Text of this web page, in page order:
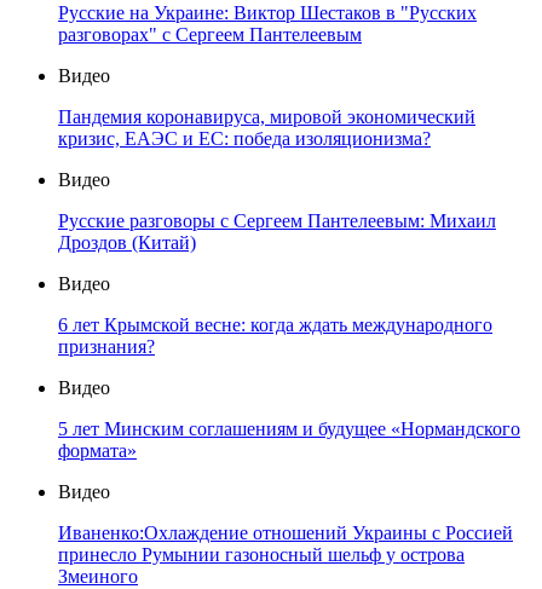
Русские на Украине: Виктор Шестаков в "Русских
разговорах" с Сергеем Пантелеевым
Видео
Пандемия коронавируса, мировой экономический
кризис, ЕАЭС и ЕС: победа изоляционизма?
Видео
Русские разговоры с Сергеем Пантелеевым: Михаил
Дроздов (Китай)
Видео
6 лет Крымской весне: когда ждать международного
признания?
Видео
5 лет Минским соглашениям и будущее «Нормандского
формата»
Видео
Иваненко:Охлаждение отношений Украины с Россией
принесло Румынии газоносный шельф у острова
Змеиного